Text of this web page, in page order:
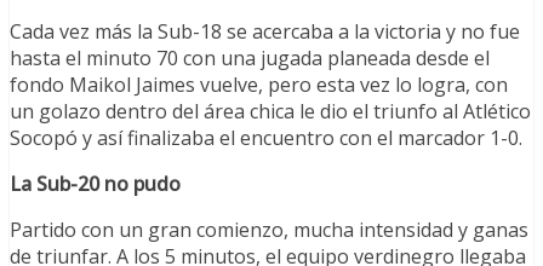
Cada vez más la Sub-18 se acercaba a la victoria y no fue
hasta el minuto 70 con una jugada planeada desde el
fondo Maikol Jaimes vuelve, pero esta vez lo logra, con
un golazo dentro del área chica le dio el triunfo al Atlético
Socopó y así finalizaba el encuentro con el marcador 1-0.
La Sub-20 no pudo
Partido con un gran comienzo, mucha intensidad y ganas
de triunfar. A los 5 minutos, el equipo verdinegro llegaba